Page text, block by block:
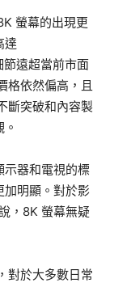
螢幕的出現更
達
遠超當前市面
格依然偏高，且
斷突破和內容製
示器和電視的標
明顯。對於影
，8K 螢幕無疑
對於大多數日常